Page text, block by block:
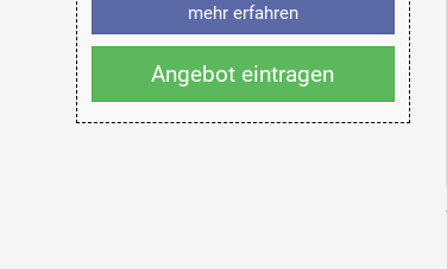
mehr erfahren
Angebot eintragen